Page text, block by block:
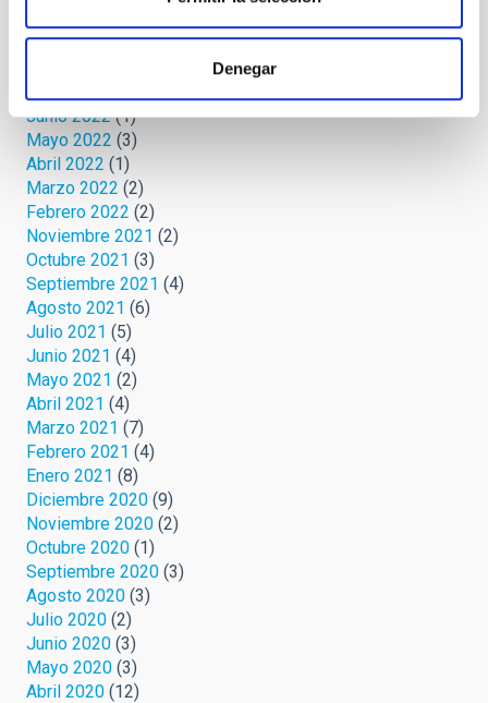
Denegar
Febrero 2023
Octubre 2022(1)
Agosto 2022
Junio 2022(1)
Mayo 2022 (3)
Abril 2022 (1)
Marzo 2022 (2)
Febrero 2022 (2)
Noviembre 2021 (2)
Octubre 2021 (3)
Septiembre 2021 (4)
Agosto 2021 (6)
Julio 2021 (5)
Junio 2021 (4)
Mayo 2021 (2)
Abril 2021 (4)
Marzo 2021 (7)
Febrero 2021 (4)
Enero 2021 (8)
Diciembre 2020 (9)
Noviembre 2020 (2)
Octubre 2020 (1)
Septiembre 2020 (3)
Agosto 2020 (3)
Julio 2020 (2)
Junio 2020 (3)
Mayo 2020 (3)
Abril 2020 (12)